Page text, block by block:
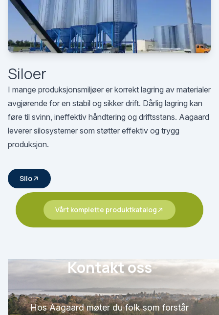
Siloer
I mange produksjonsmiljøer er korrekt lagring av materialer
avgjørende for en stabil og sikker drift. Dårlig lagring kan
føre til svinn, ineffektiv håndtering og driftsstans. Aagaard
leverer silosystemer som støtter effektiv og trygg
produksjon.
Silo
Vårt komplette produktkatalog
Kontakt oss
Hos Aagaard møter du folk som forstår